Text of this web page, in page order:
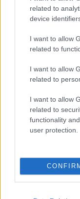
related to
device
I want to allow
related to
I want to allow
related to
I want to allow
related to
functionality
user protection.
Mike egyenruhában
Odament Jake
„Elnézést, fiam,
Jake értetlenül
Mike elővett az
hamisnak tűnik.
Jake arca elsápadt.
„Állj fel” utasította